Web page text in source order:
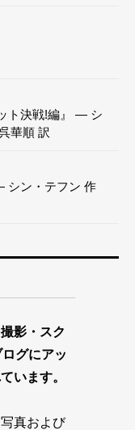
ト決戦!編』 — シ
華順 訳
シン・テフン 作
影・スク
グにアッ
います。
真および